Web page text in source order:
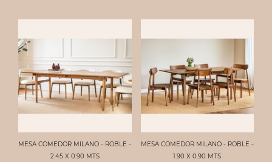
MESA COMEDOR MILANO - ROBLE -
2.45 X 0.90 MTS
MESA COMEDOR MILANO - ROBLE -
1.90 X 0.90 MTS